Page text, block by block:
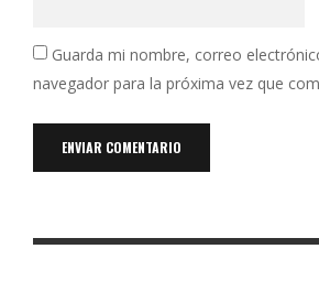
Guarda mi nombre, correo
navegador para la próxima vez que